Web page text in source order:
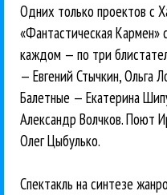
Одних только проектов с
«Фантастическая Кармен»
каждом — по три
— Евгений Стычкин, Ольга
Балетные — Екатерина
Александр Волчков. Поют
Олег Цыбулько.
Спектакль на синтезе